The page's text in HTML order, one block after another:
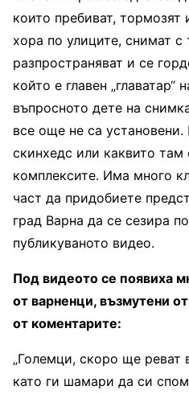
които пребиват, тормозят
хора по улиците, снимат с
разпространяват и се
който е главен „главатар“
въпросното дете на
все още не са
скинхедс или каквито там
комплексите. Има много
част да придобиете
град Варна да се сезира
публикуваното видео.
Под видеото се появиха
от варненци, възмутени
от коментарите:
„Големци, скоро ще реват
като ги шамари да си